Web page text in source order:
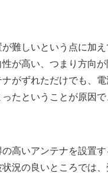
難しいという点に加
が高い、つまり方向
がずれただけでも、
たということが原因
高いアンテナを設置
況の良いところでは